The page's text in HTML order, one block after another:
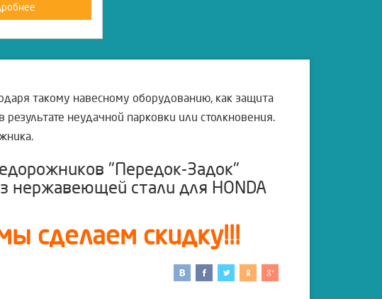
такому навесному оборудованию, как защита
неудачной парковки или столкновения.
"Передок-Задок"
нержавеющей стали для HONDA
сделаем скидку!!!